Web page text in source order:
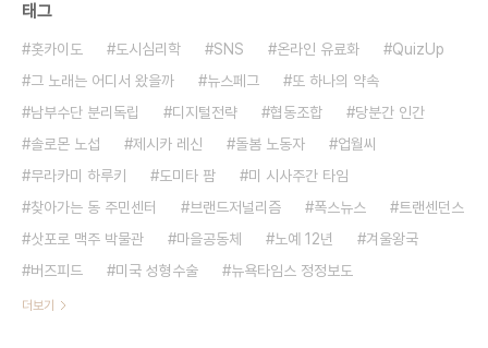
태그
홋카이도 도시심리학 SNS 온라인 유료화
QuizUp
그 노래는 어디서 왔을까
뉴스페그
또 하나의 약속
남부수단 분리독립
디지털전략 협동조합
당분간 인간
솔로몬 노섭
제시카 레신 돌봄 노동자
업월씨
무라카미 하루키
도미타 팜
미 시사주간 타임
찾아가는 동 주민센터
브랜드저널리즘 폭스뉴스
트랜센던스
삿포로 맥주 박물관
마을공동체 노예 12년
겨울왕국
버즈피드
미국 성형수술 뉴욕타임스 정정보도
더보기